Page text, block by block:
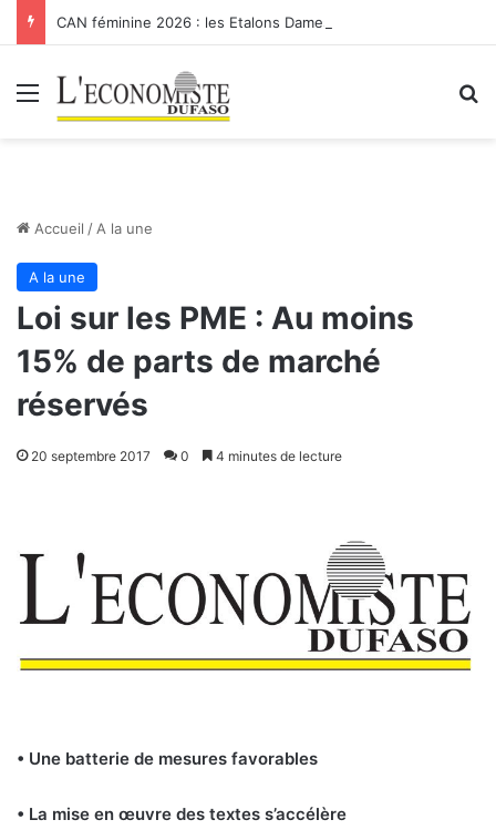
Menu
Accueil / A la une
A la une
Loi sur les PME : Au moins
15% de parts de marché
réservés
20 septembre 2017 0 4 minutes de lecture
• Une batterie de mesures favorables
• La mise en œuvre des textes s’accélère